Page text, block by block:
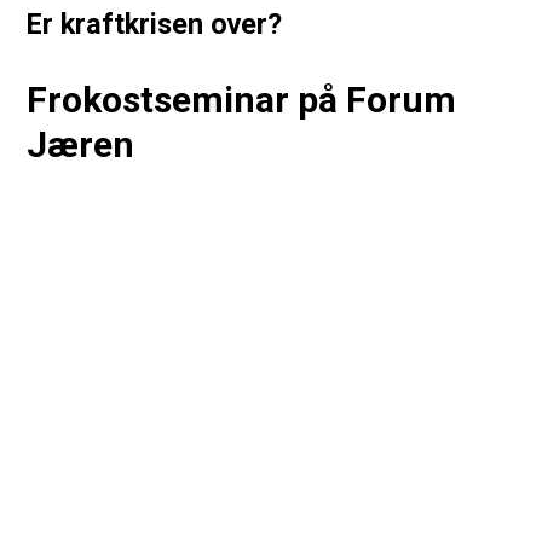
Er kraftkrisen over?
Frokostseminar på Forum
Jæren